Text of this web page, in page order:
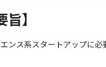
旨】
ンス系スタートアップに必